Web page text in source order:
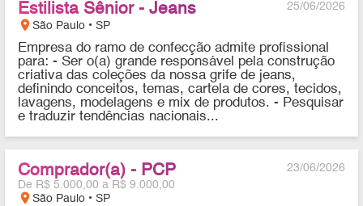
25/06/2026
Estilista Sênior - Jeans
location_onSão Paulo • SP
Empresa do ramo de confecção admite profissional
para: - Ser o(a) grande responsável pela construção
criativa das coleções da nossa grife de jeans,
definindo conceitos, temas, cartela de cores, tecidos,
lavagens, modelagens e mix de produtos. - Pesquisar
e traduzir tendências nacionais...
23/06/2026
Comprador(a) - PCP
De R$ 5.000,00 a R$ 9.000,00
location_onSão Paulo • SP